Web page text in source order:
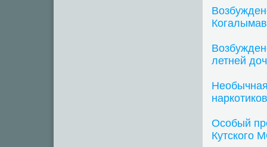
летней
Особый
Кутского